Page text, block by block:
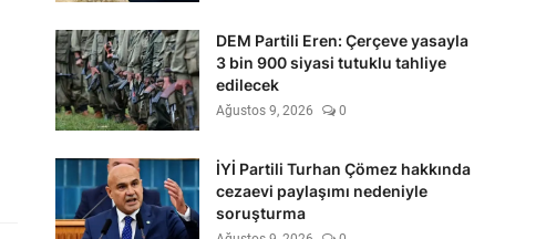
DEM Partili Eren: Çerçeve yasayla
3 bin 900 siyasi tutuklu tahliye
edilecek
Ağustos 9, 2026 0
İYİ Partili Turhan Çömez hakkında
cezaevi paylaşımı nedeniyle
soruşturma